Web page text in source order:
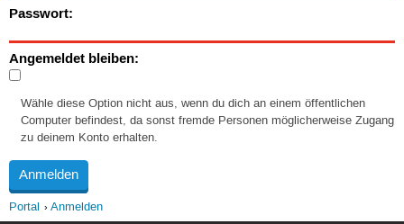
Passwort:
Angemeldet bleiben:
Wähle diese Option nicht aus, wenn du dich an einem öffentlichen
Computer befindest, da sonst fremde Personen möglicherweise Zugang
zu deinem Konto erhalten.
Portal Anmelden